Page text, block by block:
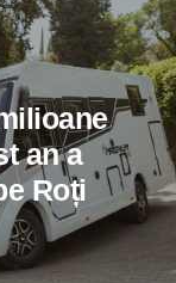
an a
Roți